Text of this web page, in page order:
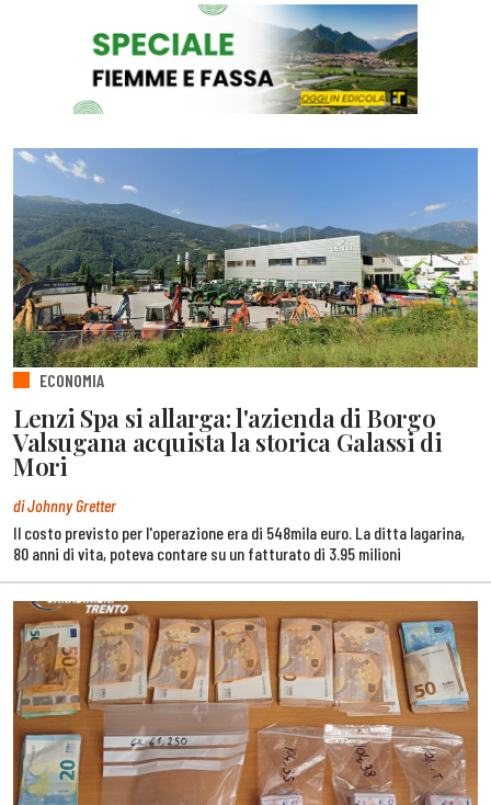
ECONOMIA
Lenzi Spa si allarga: l'azienda di Borgo
Valsugana acquista la storica Galassi di
Mori
di Johnny Gretter
Il costo previsto per l'operazione era di 548mila euro. La ditta lagarina,
80 anni di vita, poteva contare su un fatturato di 3.95 milioni